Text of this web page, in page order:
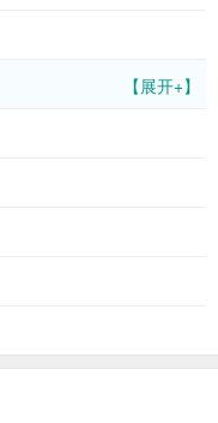
【展开+】